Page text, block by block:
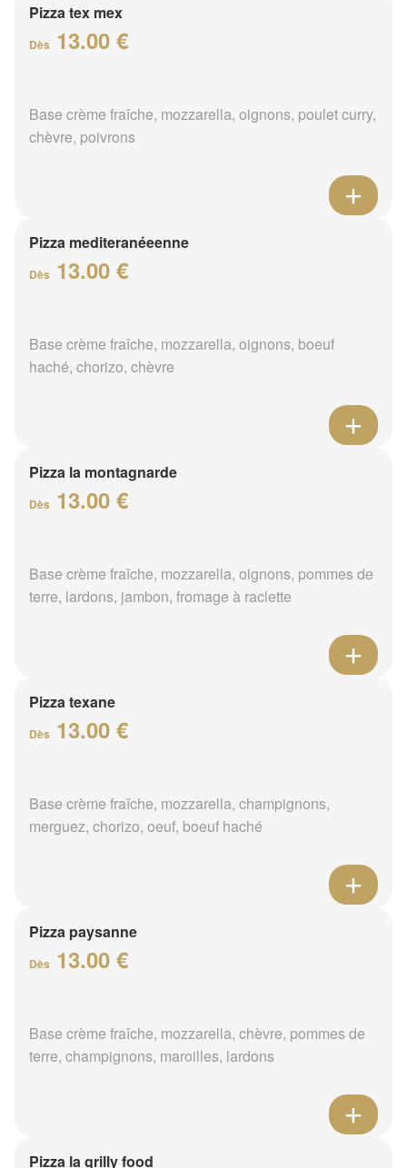
Pizza tex mex
Dès 13.00 €
Base crème fraîche, mozzarella, oignons, poulet curry,
chèvre, poivrons
Pizza mediteranéeenne
Dès 13.00 €
Base crème fraîche, mozzarella, oignons, boeuf
haché, chorizo, chèvre
Pizza la montagnarde
Dès 13.00 €
Base crème fraîche, mozzarella, oignons, pommes de
terre, lardons, jambon, fromage à raclette
Pizza texane
Dès 13.00 €
Base crème fraîche, mozzarella, champignons,
merguez, chorizo, oeuf, boeuf haché
Pizza paysanne
Dès 13.00 €
Base crème fraîche, mozzarella, chèvre, pommes de
terre, champignons, maroilles, lardons
Pizza la grilly food